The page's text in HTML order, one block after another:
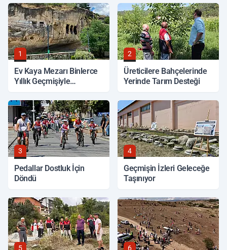
1
Ev Kaya Mezarı Binlerce
Yıllık Geçmişiyle
2
Üreticilere Bahçelerinde
Yerinde Tarım Desteği
3
Pedallar Dostluk İçin
Döndü
4
Geçmişin İzleri Geleceğe
Taşınıyor
5 6